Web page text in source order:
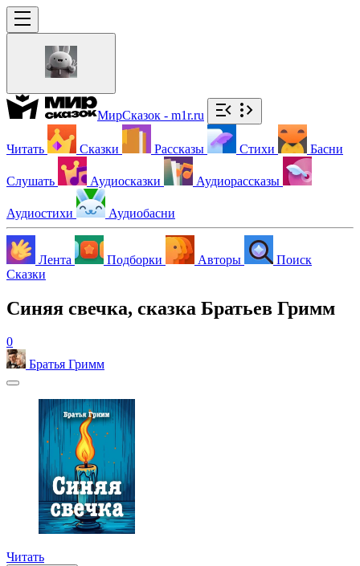
МирСказок - m1r.ru
Читать Сказки Рассказы Стихи Басни
Слушать Аудиосказки Аудиорассказы
Аудиостихи Аудиобасни
Лента Подборки Авторы
Поиск
Сказки
Синяя свечка, сказка Братьев Гримм
0
Братья Гримм
Читать